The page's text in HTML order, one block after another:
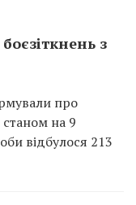
з
про
на 9
відбулося 213